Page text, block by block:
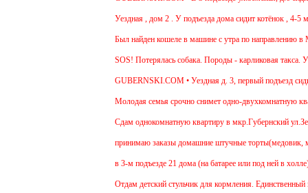
Уездная , дом 2 . У подъезда дома сидит котёнок , 4-5
Был найден кошеле в машине с утра по направлению в
SOS! Потерялась собака. Породы - карликовая такса.
GUBERNSKI.COM • Уездная д. 3, первый подъезд
Молодая семья срочно снимет одно-двухкомнатную
Cдам однокомнатную квартиру в мкр.Губернский
принимаю заказы домашние штучные торты(медовик,
в 3-м подъезде 21 дома (на батарее или под ней в
Отдам детский стульчик для кормления. Единственный